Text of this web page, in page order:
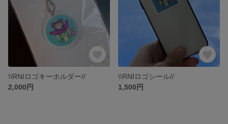
\\RNIロゴキーホルダー//
2,000円
\\RNIロゴシール//
1,500円